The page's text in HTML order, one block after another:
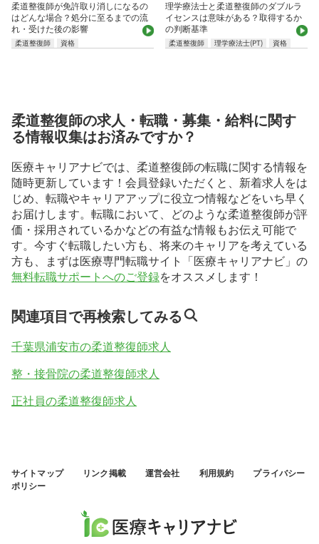
柔道整復師が免許取り消しになるの
はどんな場合？処分に至るまでの流
れ・受けた後の影響
柔道整復師 資格
理学療法士と柔道整復師のダブルラ
イセンスは意味がある？取得するか
の判断基準
柔道整復師 理学療法士(PT) 資格
柔道整復師の求人・転職・募集・給料に関す
る情報収集はお済みですか？
医療キャリアナビでは、柔道整復師の転職に関する情報を
随時更新しています！会員登録いただくと、新着求人をは
じめ、転職やキャリアアップに役立つ情報などをいち早く
お届けします。転職において、どのような柔道整復師が評
価・採用されているかなどの有益な情報もお伝え可能で
す。今すぐ転職したい方も、将来のキャリアを考えている
方も、まずは医療専門転職サイト「医療キャリアナビ」の
無料転職サポートへのご登録をオススメします！
関連項目で再検索してみる
千葉県浦安市の柔道整復師求人
整・接骨院の柔道整復師求人
正社員の柔道整復師求人
サイトマップ リンク掲載 運営会社 利用規約
プライバシー
ポリシー